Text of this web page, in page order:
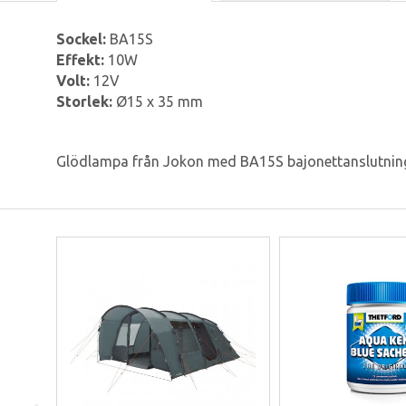
Sockel: BA15S
Effekt: 10W
Volt: 12V
Storlek: Ø15 x 35 mm
Glödlampa från Jokon med BA15S